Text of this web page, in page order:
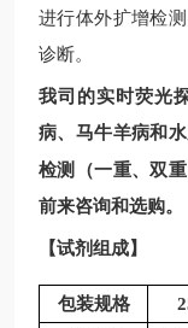
进行体外扩增检
诊断。
我司的实时荧光
病、马牛羊病和
检测（一重、双重
前来咨询和选购。
【试剂组成】
包装规格